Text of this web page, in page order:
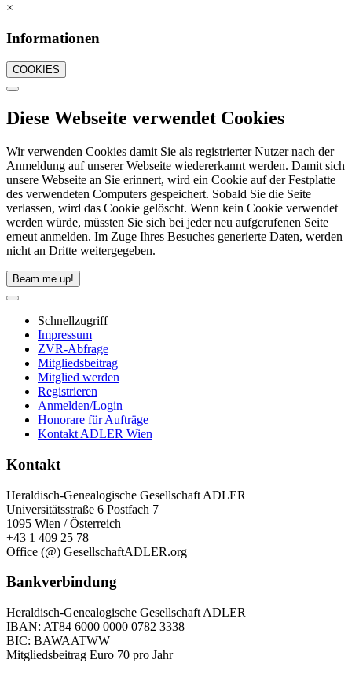
×
Informationen
COOKIES
Diese Webseite verwendet Cookies
Wir verwenden Cookies damit Sie als registrierter Nutzer nach der
Anmeldung auf unserer Webseite wiedererkannt werden. Damit sich
unsere Webseite an Sie erinnert, wird ein Cookie auf der Festplatte
des verwendeten Computers gespeichert. Sobald Sie die Seite
verlassen, wird das Cookie gelöscht. Wenn kein Cookie verwendet
werden würde, müssten Sie sich bei jeder neu aufgerufenen Seite
erneut anmelden. Im Zuge Ihres Besuches generierte Daten, werden
nicht an Dritte weitergegeben.
Beam me up!
Schnellzugriff
Impressum
ZVR-Abfrage
Mitgliedsbeitrag
Mitglied werden
Registrieren
Anmelden/Login
Honorare für Aufträge
Kontakt ADLER Wien
Kontakt
Heraldisch-Genealogische Gesellschaft ADLER
Universitätsstraße 6 Postfach 7
1095 Wien / Österreich
+43 1 409 25 78
Office (@) GesellschaftADLER.org
Bankverbindung
Heraldisch-Genealogische Gesellschaft ADLER
IBAN: AT84 6000 0000 0782 3338
BIC: BAWAATWW
Mitgliedsbeitrag Euro 70 pro Jahr